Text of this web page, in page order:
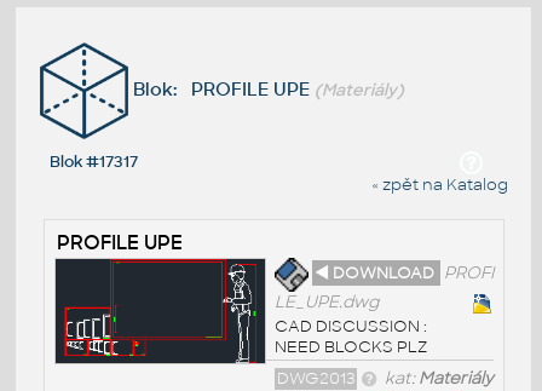
Blok: PROFILE UPE (Materiály)
Blok #17317
« zpět na Katalog
PROFILE UPE
◄ DOWNLOAD PROFI
LE_UPE.dwg
CAD DISCUSSION :
NEED BLOCKS PLZ
kat:Materiály
DWG2013